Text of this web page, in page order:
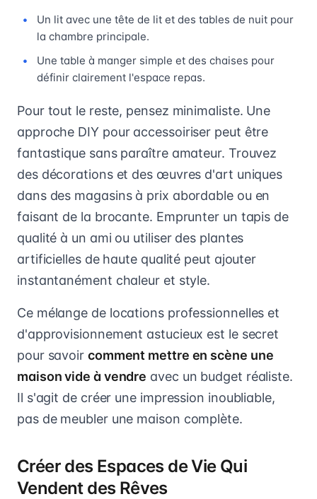
Un lit avec une tête de lit et des tables de nuit pour
la chambre principale.
Une table à manger simple et des chaises pour
définir clairement l'espace repas.
Pour tout le reste, pensez minimaliste. Une
approche DIY pour accessoiriser peut être
fantastique sans paraître amateur. Trouvez
des décorations et des œuvres d'art uniques
dans des magasins à prix abordable ou en
faisant de la brocante. Emprunter un tapis de
qualité à un ami ou utiliser des plantes
artificielles de haute qualité peut ajouter
instantanément chaleur et style.
Ce mélange de locations professionnelles et
d'approvisionnement astucieux est le secret
pour savoir comment mettre en scène une
maison vide à vendre avec un budget réaliste.
Il s'agit de créer une impression inoubliable,
pas de meubler une maison complète.
Créer des Espaces de Vie Qui
Vendent des Rêves